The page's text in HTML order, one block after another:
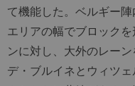
て機能した。ベルギー
エリアの幅でブロック
ンに対し、大外のレーン
デ・ブルイネとウィツ